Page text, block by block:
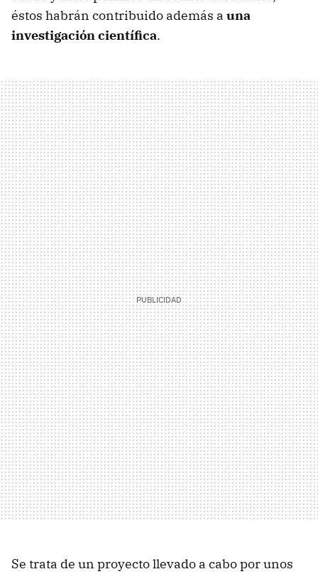
éstos habrán contribuido además a una
investigación científica.
Se trata de un proyecto llevado a cabo por unos